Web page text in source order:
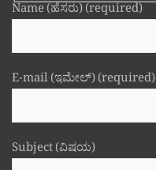
Name (ಹೆಸರು) (required)
E-mail (ಇಮೇಲ್) (required)
Subject (ವಿಷಯ)